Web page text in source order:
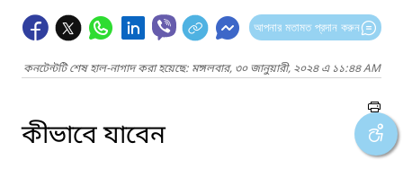
আপনার মতামত প্রদান করুন
কনটেন্টটি শেষ হাল-নাগাদ করা হয়েছে: মঙ্গলবার, ৩০ জানুয়ারী, ২০২৪ এ ১১:৪৪ AM
কীভাবে যাবেন